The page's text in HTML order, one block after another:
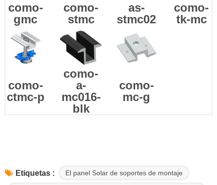
como-
gmc
como-
stmc
as-
stmc02
como-
tk-mc
como-
ctmc-p
como-
a-
mc016-
blk
como-
mc-g
Etiquetas : El panel Solar de soportes de montaje